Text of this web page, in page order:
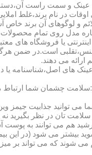
و سمت راست آن،دسته
در نام برند،غلط
و لوگوهای آن برند
مدل روی تمام
یا فروشگاه های
است.در ضمن
می دهند.
های اصل،شناسنامه
چشمان شما ارتباط
می توانید جذابیت جیمز
تان در نظر بگیرید نه
هم می توانند به
شوید بیشتر می شود (در
شوند که می تواند بر